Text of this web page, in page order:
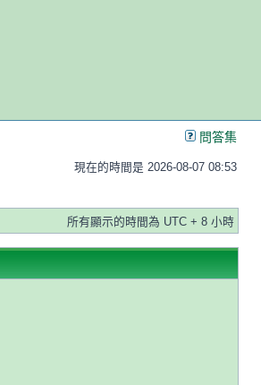
問答集
現在的時間是 2026-08-07 08:53
所有顯示的時間為 UTC + 8 小時